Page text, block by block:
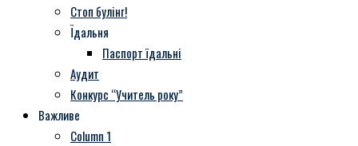
Стоп булінг!
Їдальня
Паспорт їдальні
Аудит
Конкурс “Учитель року”
Важливе
Column 1